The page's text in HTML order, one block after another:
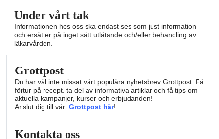
Under vårt tak
Informationen hos oss ska endast ses som just information
och ersätter på inget sätt utlåtande och/eller behandling av
läkarvården.
Grottpost
Du har väl inte missat vårt populära nyhetsbrev Grottpost. Få
förtur på recept, ta del av informativa artiklar och få tips om
aktuella kampanjer, kurser och erbjudanden!
Anslut dig till vårt Grottpost här!
Kontakta oss